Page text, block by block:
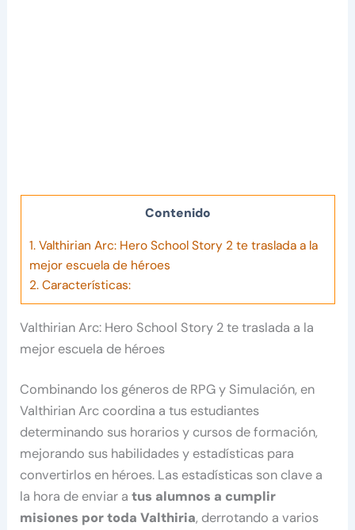
Contenido
1.Valthirian Arc: Hero School Story 2 te traslada a la
mejor escuela de héroes
2.Características:
Valthirian Arc: Hero School Story 2 te traslada a la
mejor escuela de héroes
Combinando los géneros de RPG y Simulación, en
Valthirian Arc coordina a tus estudiantes
determinando sus horarios y cursos de formación,
mejorando sus habilidades y estadísticas para
convertirlos en héroes. Las estadísticas son clave a
la hora de enviar atus alumnos a cumplir
misiones por toda Valthiria, derrotando a varios